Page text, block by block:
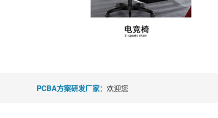
PCBA方案研发厂家：欢迎您